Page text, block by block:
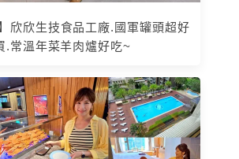
欣欣生技食品工廠.國軍罐頭超好
.常溫年菜羊肉爐好吃~